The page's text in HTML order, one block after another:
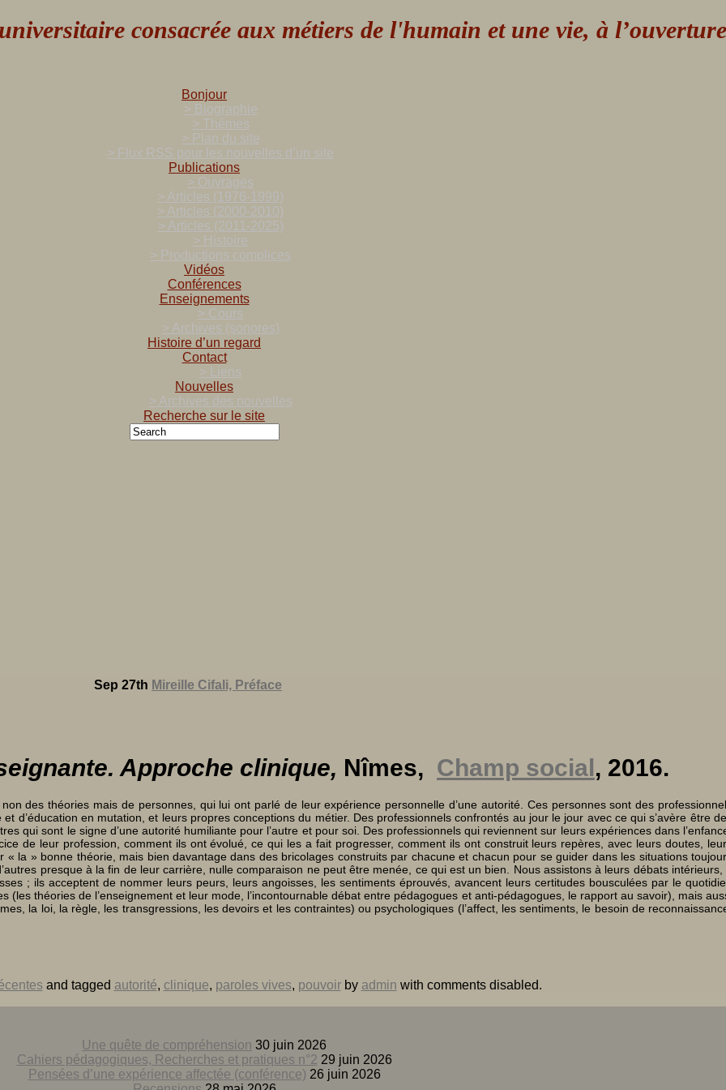
consacrée aux métiers de l'humain et une vie, à l’ouverture
Bonjour
> Biographie
> Thèmes
> Plan du site
> Flux RSS pour les nouvelles d’un site
Publications
> Ouvrages
> Articles (1976-1999)
> Articles (2000-2010)
> Articles (2011-2025)
> Histoire
> Productions complices
Vidéos
Conférences
Enseignements
> Cours
> Archives (sonores)
Histoire d’un regard
Contact
> Liens
Nouvelles
> Archives des nouvelles
Recherche sur le site
Sep 27th Mireille Cifali, Préface
Approche clinique, Nîmes, Champ social, 2016.
des théories mais de personnes, qui lui ont parlé de leur expérience personnelle d’une autorité. Ces personnes sont des
et d’éducation en mutation, et leurs propres conceptions du métier. Des professionnels confrontés au jour le jour avec ce qui s’avère être
qui sont le signe d’une autorité humiliante pour l’autre et pour soi. Des professionnels qui reviennent sur leurs expériences dans
de leur profession, comment ils ont évolué, ce qui les a fait progresser, comment ils ont construit leurs repères, avec leurs doutes,
la » bonne théorie, mais bien davantage dans des bricolages construits par chacune et chacun pour se guider dans les situations
presque à la fin de leur carrière, nulle comparaison ne peut être menée, ce qui est un bien. Nous assistons à leurs débats intérieurs,
; ils acceptent de nommer leurs peurs, leurs angoisses, les sentiments éprouvés, avancent leurs certitudes bousculées par le
(les théories de l’enseignement et leur mode, l’incontournable débat entre pédagogues et anti-pédagogues, le rapport au savoir), mais
la loi, la règle, les transgressions, les devoirs et les contraintes) ou psychologiques (l’affect, les sentiments, le besoin de
and tagged autorité, clinique, paroles vives, pouvoirby admin with comments disabled.
Une quête de compréhension 30 juin 2026
Cahiers pédagogiques, Recherches et pratiques n°2 29 juin 2026
Pensées d’une expérience affectée (conférence) 26 juin 2026